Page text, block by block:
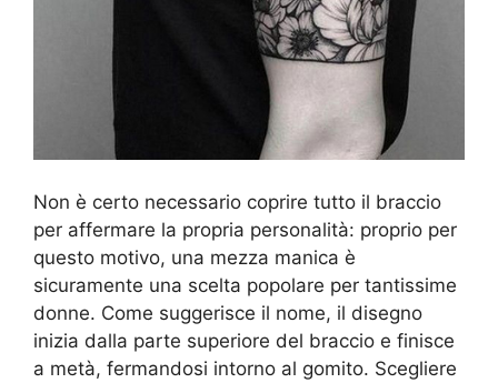
Non è certo necessario coprire tutto il braccio
per affermare la propria personalità: proprio per
questo motivo, una mezza manica è
sicuramente una scelta popolare per tantissime
donne. Come suggerisce il nome, il disegno
inizia dalla parte superiore del braccio e finisce
a metà, fermandosi intorno al gomito. Scegliere